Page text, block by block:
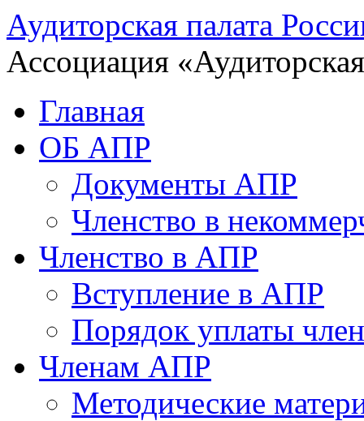
Аудиторская палата
Ассоциация
Главная
ОБ АПР
Документы АПР
Членство в
Членство в АПР
Вступление в АПР
Порядок уплаты
Членам АПР
Методические